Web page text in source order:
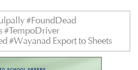
#FoundDead
#TempoDriver
#Wayanad Export to Sheets